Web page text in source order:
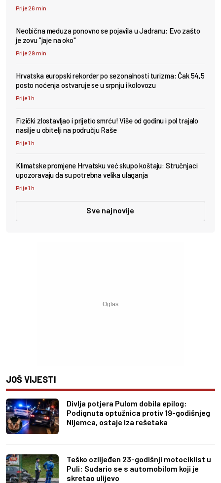
Prije 26 min
Neobična meduza ponovno se pojavila u Jadranu: Evo zašto
je zovu "jaje na oko"
Prije 29 min
Hrvatska europski rekorder po sezonalnosti turizma: Čak 54,5
posto noćenja ostvaruje se u srpnju i kolovozu
Prije 1 h
Fizički zlostavljao i prijetio smrću! Više od godinu i pol trajalo
nasilje u obitelji na području Raše
Prije 1 h
Klimatske promjene Hrvatsku već skupo koštaju: Stručnjaci
upozoravaju da su potrebna velika ulaganja
Prije 1 h
Sve najnovije
JOŠ VIJESTI
Divlja potjera Pulom dobila epilog:
Podignuta optužnica protiv 19-godišnjeg
Nijemca, ostaje iza rešetaka
Teško ozlijeđen 23-godišnji motociklist u
Puli: Sudario se s automobilom koji je
skretao ulijevo